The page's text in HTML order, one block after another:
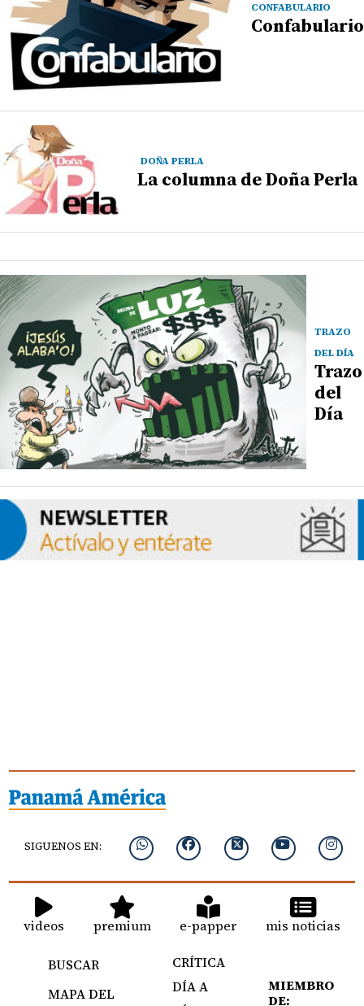
CONFABULARIO
Confabulario
DOÑA PERLA
La columna de Doña Perla
TRAZO
DEL DÍA
Trazo
del
Día
SIGUENOS EN:
videos premium e-papper mis noticias
BUSCAR
MAPA DEL
CRÍTICA
DÍA A
MIEMBRO
DE: